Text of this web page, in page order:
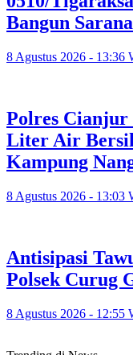
Bangun
8 Agustus 2026 - 13:36
Polres Cianjur
Liter Air
Kampung
8 Agustus 2026 - 13:03
Antisipasi
Polsek Curug
8 Agustus 2026 - 12:55